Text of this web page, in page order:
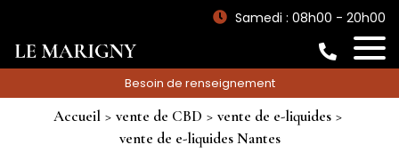
Samedi : 08h00 - 20h00
Besoin de renseignement
Accueil vente de CBD
vente de e-liquides
vente de e-liquides Nantes